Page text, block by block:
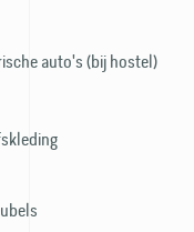
auto's (bij hostel)